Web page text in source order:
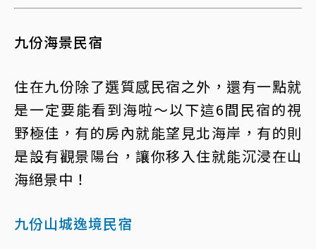
九份海景民宿
住在九份除了選質感民宿之外，還有一點就
是一定要能看到海啦～以下這6間民宿的視
野極佳，有的房內就能望見北海岸，有的則
是設有觀景陽台，讓你移入住就能沉浸在山
海絕景中！
九份山城逸境民宿